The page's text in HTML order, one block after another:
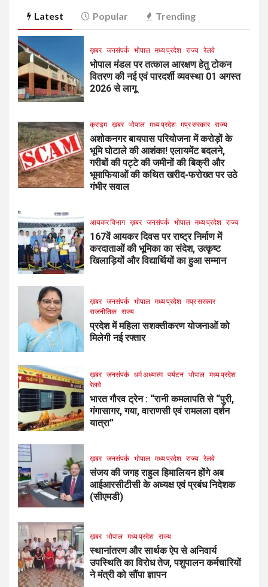
Latest Popular Trending
ख़बर जनसंपर्क भोपाल मध्य प्रदेश राज्य रेलवे
भोपाल मंडल पर तत्काल आरक्षण हेतु टोकन
वितरण की नई एवं पारदर्शी व्यवस्था 01 अगस्त
2026 से लागू
क्राइम ख़बर भोपाल मध्य प्रदेश मप्र सरकार राज्य
अशोकनगर बायपास परियोजना में करोड़ों के
भूमि घोटाले की आशंका! एलायमेंट बदलने,
गरीबों की पट्टे की जमीनों की बिक्री और
भूमाफियाओं की कथित खरीद-फरोख्त पर उठे
गंभीर सवाल
आयकर विभाग ख़बर जनसंपर्क भोपाल मध्य प्रदेश राज्य
167वें आयकर दिवस पर राष्ट्र निर्माण में
करदाताओं की भूमिका का संदेश, उत्कृष्ट
खिलाड़ियों और विद्यार्थियों का हुआ सम्मान
ख़बर जनसंपर्क भोपाल मध्य प्रदेश मप्र सरकार
राजनीतिक राज्य
प्रदेश में महिला सशक्तीकरण योजनाओं को
मिलेगी नई रफ्तार
ख़बर जनसंपर्क धर्म अध्यात्म पर्यटन भोपाल मध्य प्रदेश
रेलवे
भारत गौरव ट्रेन : “रानी कमलापति से “पुरी,
गंगासागर, गया, वाराणसी एवं रामलला दर्शन
यात्रा”
ख़बर जनसंपर्क भोपाल मध्य प्रदेश राज्य रेलवे
संजय की जगह राहुल हिमालियन होंगे अब
आईआरसीटीसी के अध्यक्ष एवं प्रबंध निदेशक
(सीएमडी)
ख़बर भोपाल मध्य प्रदेश राज्य
स्थानांतरण और सार्थक ऐप से अनिवार्य
उपस्थिति का विरोध तेज, पशुपालन कर्मचारियों
ने मंत्री को सौंपा ज्ञापन